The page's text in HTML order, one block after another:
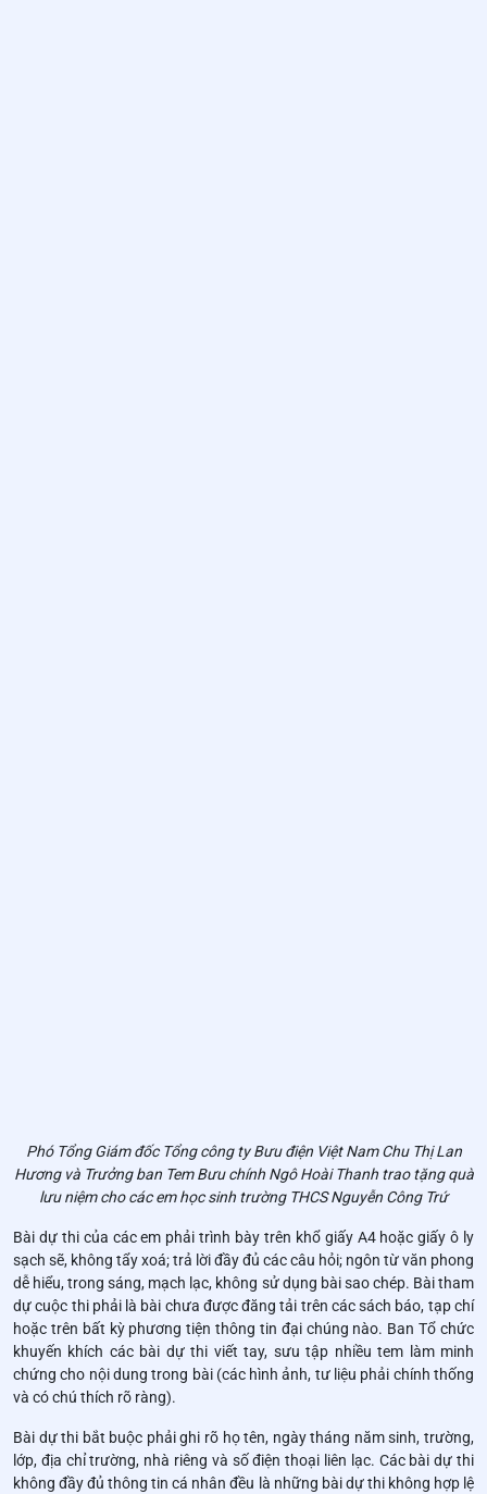
Phó Tổng Giám đốc Tổng công ty Bưu điện Việt Nam Chu Thị Lan
Hương và Trưởng ban Tem Bưu chính Ngô Hoài Thanh trao tặng quà
lưu niệm cho các em học sinh trường THCS Nguyễn Công Trứ
Bài dự thi của các em phải trình bày trên khổ giấy A4 hoặc giấy ô ly
sạch sẽ, không tẩy xoá; trả lời đầy đủ các câu hỏi; ngôn từ văn phong
dễ hiểu, trong sáng, mạch lạc, không sử dụng bài sao chép. Bài tham
dự cuộc thi phải là bài chưa được đăng tải trên các sách báo, tạp chí
hoặc trên bất kỳ phương tiện thông tin đại chúng nào. Ban Tổ chức
khuyến khích các bài dự thi viết tay, sưu tập nhiều tem làm minh
chứng cho nội dung trong bài (các hình ảnh, tư liệu phải chính thống
và có chú thích rõ ràng).
Bài dự thi bắt buộc phải ghi rõ họ tên, ngày tháng năm sinh, trường,
lớp, địa chỉ trường, nhà riêng và số điện thoại liên lạc. Các bài dự thi
không đầy đủ thông tin cá nhân đều là những bài dự thi không hợp lệ